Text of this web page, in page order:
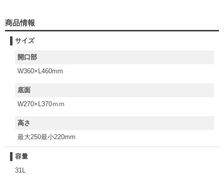
商品情報
サイズ
開口部
W360×L460mm
底面
W270×L370ｍｍ
高さ
最大250最小220mm
容量
31L